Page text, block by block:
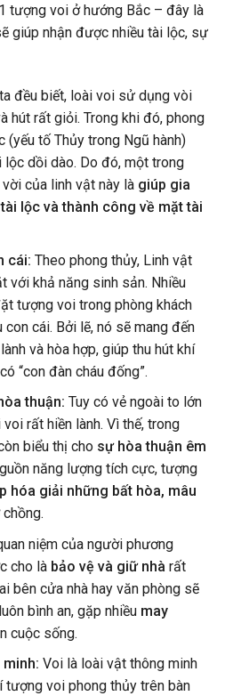
tượng voi ở hướng Bắc – đây là
giúp nhận được nhiều tài lộc, sự
đều biết, loài voi sử dụng vòi
hút rất giỏi. Trong khi đó, phong
(yếu tố Thủy trong Ngũ hành)
lộc dồi dào. Do đó, một trong
của linh vật này là giúp gia
lộc và thành công về mặt tài
cái: Theo phong thủy, Linh vật
với khả năng sinh sản. Nhiều
tượng voi trong phòng khách
cái. Bởi lẽ, nó sẽ mang đến
và hòa hợp, giúp thu hút khí
“con đàn cháu đống”.
thuận: Tuy có vẻ ngoài to lớn
rất hiền lành. Vì thế, trong
biểu thị cho sự hòa thuận êm
năng lượng tích cực, tượng
hóa giải những bất hòa, mâu
niệm của người phương
cho là bảo vệ và giữ nhà rất
bên cửa nhà hay văn phòng sẽ
bình an, gặp nhiều may
cuộc sống.
Voi là loài vật thông minh
tượng voi phong thủy trên bàn